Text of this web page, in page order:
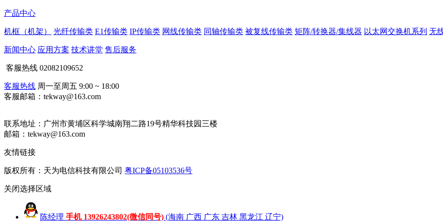
产品中心
机框（机架） 光纤传输类 E1传输类 IP传输类 网线传输类 同轴传输类 被复线传输类 矩阵/转换器/集线器 以太网交换机系列 无
新闻中心 应用方案 技术讲堂 售后服务
客服热线 02082109652
客服热线 周一至周五 9:00 ~ 18:00
客服邮箱：tekway@163.com
联系地址： 广州市黄埔区科学城南翔二路19号精华科技园三楼
邮箱：tekway@163.com
友情链接
版权所有：天为电信科技有限公司 粤ICP备05103536号
关闭选择区域
陈经理 手机 13926243802(微信同号) (海南 广西 广东 吉林 黑龙江 辽宁)